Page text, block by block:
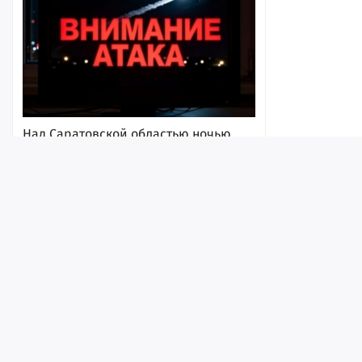
Над Саратовской областью ночью